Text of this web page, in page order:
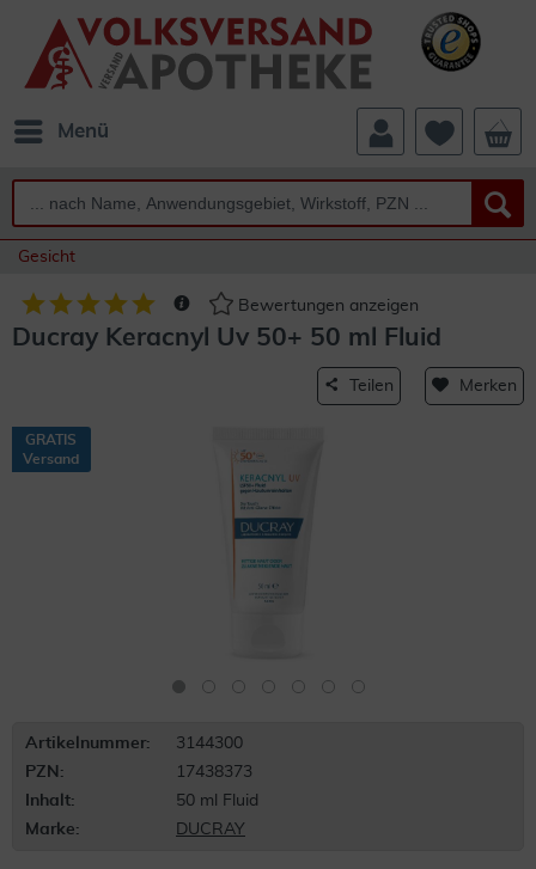
Menü
Gesicht
Bewertungen anzeigen
Ducray Keracnyl Uv 50+ 50 ml Fluid
Teilen Merken
GRATIS
Versand
Artikelnummer:
3144300
PZN:
17438373
Inhalt:
50 ml Fluid
Marke:
DUCRAY